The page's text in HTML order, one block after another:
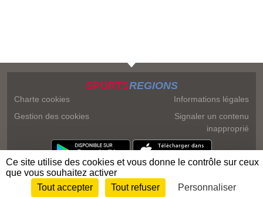
SPORTSREGIONS
Charte cookies
Gestion des cookies
Informations légales
Signaler un contenu
inapproprié
Envie de participer ? Connexion
Ce site utilise des cookies et vous donne le contrôle sur ceux
que vous souhaitez activer
Tout accepter
Tout refuser Personnaliser